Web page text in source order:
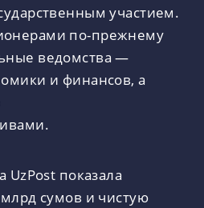
участием.
по-прежнему
ведомства —
и финансов, а
UzPost показала
сумов и чистую